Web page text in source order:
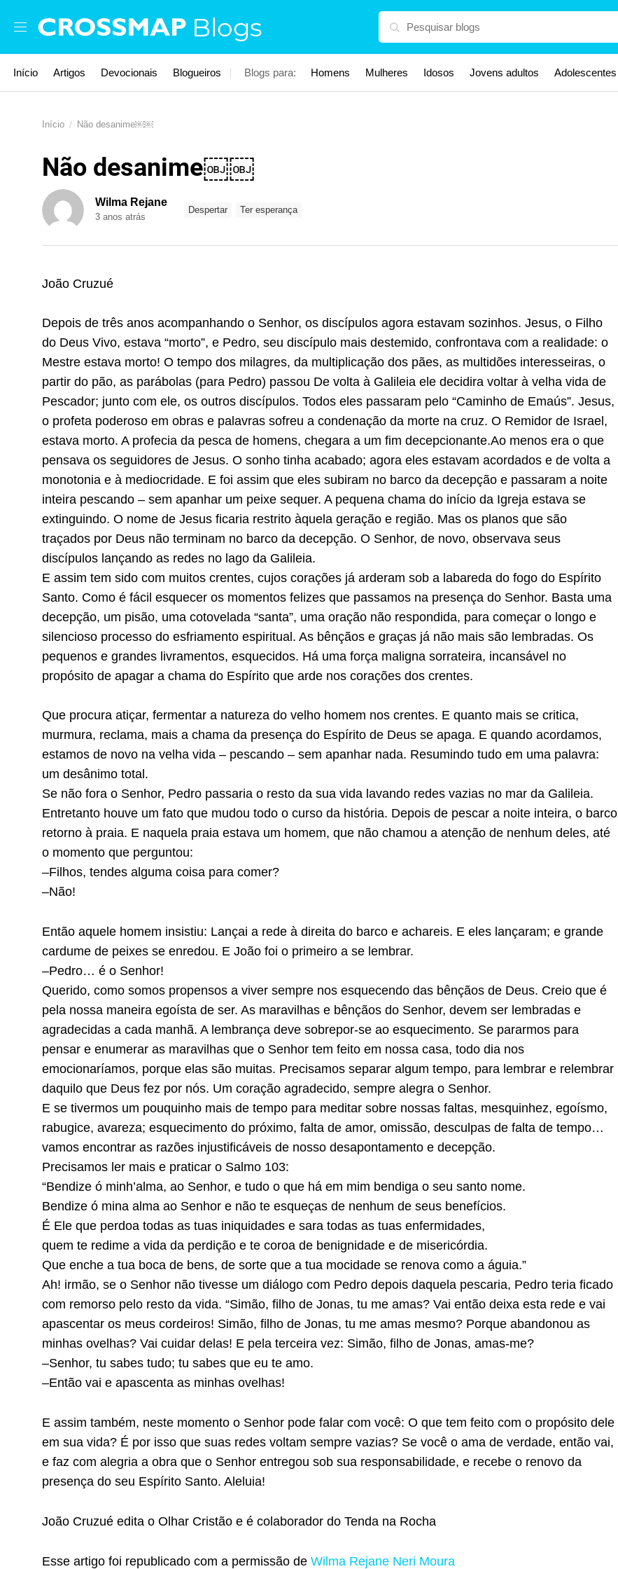
Blogs
Início Artigos Devocionais Blogueiros Blogs para: Homens Mulheres Idosos Jovens adultos Adolescentes
Início Não desanime￼￼
Não desanime￼￼
Wilma Rejane
3 anos atrás
Despertar Ter esperança
João Cruzué
Depois de três anos acompanhando o Senhor, os discípulos agora estavam sozinhos. Jesus, o Filho
do Deus Vivo, estava “morto”, e Pedro, seu discípulo mais destemido, confrontava com a realidade: o
Mestre estava morto! O tempo dos milagres, da multiplicação dos pães, as multidões interesseiras, o
partir do pão, as parábolas (para Pedro) passou De volta à Galileia ele decidira voltar à velha vida de
Pescador; junto com ele, os outros discípulos. Todos eles passaram pelo “Caminho de Emaús”. Jesus,
o profeta poderoso em obras e palavras sofreu a condenação da morte na cruz. O Remidor de Israel,
estava morto. A profecia da pesca de homens, chegara a um fim decepcionante.Ao menos era o que
pensava os seguidores de Jesus. O sonho tinha acabado; agora eles estavam acordados e de volta a
monotonia e à mediocridade. E foi assim que eles subiram no barco da decepção e passaram a noite
inteira pescando – sem apanhar um peixe sequer. A pequena chama do início da Igreja estava se
extinguindo. O nome de Jesus ficaria restrito àquela geração e região. Mas os planos que são
traçados por Deus não terminam no barco da decepção. O Senhor, de novo, observava seus
discípulos lançando as redes no lago da Galileia.
E assim tem sido com muitos crentes, cujos corações já arderam sob a labareda do fogo do Espírito
Santo. Como é fácil esquecer os momentos felizes que passamos na presença do Senhor. Basta uma
decepção, um pisão, uma cotovelada “santa”, uma oração não respondida, para começar o longo e
silencioso processo do esfriamento espiritual. As bênçãos e graças já não mais são lembradas. Os
pequenos e grandes livramentos, esquecidos. Há uma força maligna sorrateira, incansável no
propósito de apagar a chama do Espírito que arde nos corações dos crentes.
Que procura atiçar, fermentar a natureza do velho homem nos crentes. E quanto mais se critica,
murmura, reclama, mais a chama da presença do Espírito de Deus se apaga. E quando acordamos,
estamos de novo na velha vida – pescando – sem apanhar nada. Resumindo tudo em uma palavra:
um desânimo total.
Se não fora o Senhor, Pedro passaria o resto da sua vida lavando redes vazias no mar da Galileia.
Entretanto houve um fato que mudou todo o curso da história. Depois de pescar a noite inteira, o barco
retorno à praia. E naquela praia estava um homem, que não chamou a atenção de nenhum deles, até
o momento que perguntou:
–Filhos, tendes alguma coisa para comer?
–Não!
Então aquele homem insistiu: Lançai a rede à direita do barco e achareis. E eles lançaram; e grande
cardume de peixes se enredou. E João foi o primeiro a se lembrar.
–Pedro… é o Senhor!
Querido, como somos propensos a viver sempre nos esquecendo das bênçãos de Deus. Creio que é
pela nossa maneira egoísta de ser. As maravilhas e bênçãos do Senhor, devem ser lembradas e
agradecidas a cada manhã. A lembrança deve sobrepor-se ao esquecimento. Se pararmos para
pensar e enumerar as maravilhas que o Senhor tem feito em nossa casa, todo dia nos
emocionaríamos, porque elas são muitas. Precisamos separar algum tempo, para lembrar e relembrar
daquilo que Deus fez por nós. Um coração agradecido, sempre alegra o Senhor.
E se tivermos um pouquinho mais de tempo para meditar sobre nossas faltas, mesquinhez, egoísmo,
rabugice, avareza; esquecimento do próximo, falta de amor, omissão, desculpas de falta de tempo…
vamos encontrar as razões injustificáveis de nosso desapontamento e decepção.
Precisamos ler mais e praticar o Salmo 103:
“Bendize ó minh’alma, ao Senhor, e tudo o que há em mim bendiga o seu santo nome.
Bendize ó mina alma ao Senhor e não te esqueças de nenhum de seus benefícios.
É Ele que perdoa todas as tuas iniquidades e sara todas as tuas enfermidades,
quem te redime a vida da perdição e te coroa de benignidade e de misericórdia.
Que enche a tua boca de bens, de sorte que a tua mocidade se renova como a águia.”
Ah! irmão, se o Senhor não tivesse um diálogo com Pedro depois daquela pescaria, Pedro teria ficado
com remorso pelo resto da vida. “Simão, filho de Jonas, tu me amas? Vai então deixa esta rede e vai
apascentar os meus cordeiros! Simão, filho de Jonas, tu me amas mesmo? Porque abandonou as
minhas ovelhas? Vai cuidar delas! E pela terceira vez: Simão, filho de Jonas, amas-me?
–Senhor, tu sabes tudo; tu sabes que eu te amo.
–Então vai e apascenta as minhas ovelhas!
E assim também, neste momento o Senhor pode falar com você: O que tem feito com o propósito dele
em sua vida? É por isso que suas redes voltam sempre vazias? Se você o ama de verdade, então vai,
e faz com alegria a obra que o Senhor entregou sob sua responsabilidade, e recebe o renovo da
presença do seu Espírito Santo. Aleluia!
João Cruzué edita o Olhar Cristão e é colaborador do Tenda na Rocha
Esse artigo foi republicado com a permissão de Wilma Rejane Neri Moura